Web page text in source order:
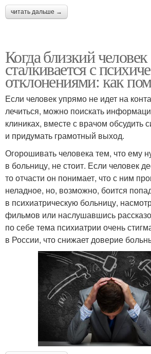
читать дальше →
Когда близкий человек
сталкивается с
отклонениями: как
Если человек упрямо не идет на
лечиться, можно поискать
клиниках, вместе с врачом обсудить
и придумать грамотный выход.
Огорошивать человека тем, что ему
в больницу, не стоит. Если человек
то отчасти он понимает, что с ним
неладное, но, возможно, боится
в психиатрическую больницу,
фильмов или наслушавшись
по себе тема психиатрии очень
в России, что снижает доверие